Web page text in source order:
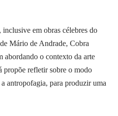
em obras célebres do
Mário de Andrade, Cobra
o contexto da arte
propõe refletir sobre o modo
antropofagia, para produzir uma